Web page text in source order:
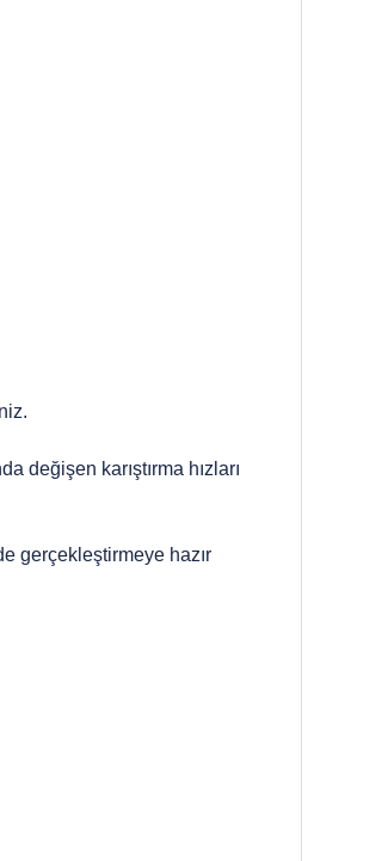
değişen karıştırma hızları
gerçekleştirmeye hazır